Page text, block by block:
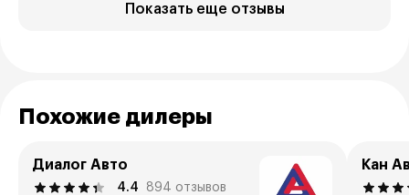
Показать еще отзывы
Похожие дилеры
Диалог Авто
4.4
894 отзывов
Кан